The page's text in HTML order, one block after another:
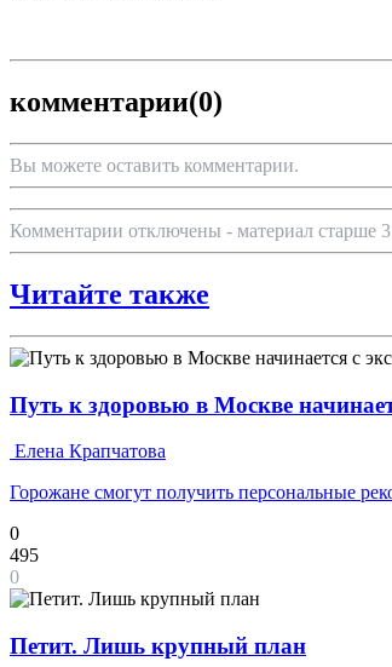
комментарии(0)
Вы можете оставить комментарии.
Комментарии отключены - материал старше
Читайте также
Путь к здоровью в Москве
Елена Крапчатова
Горожане смогут получить персональные
0
495
0
Петит. Лишь крупный план